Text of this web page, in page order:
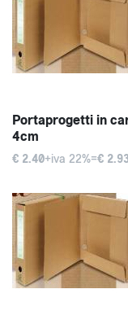
Portaprogetti in
4cm
€ 2.40+iva 22%=€